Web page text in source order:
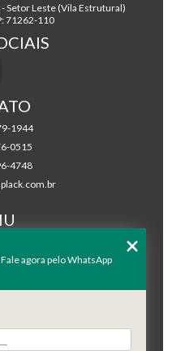
Setor Leste (Vila Estrutural)
71262-110
1944
0515
4748
agora pelo WhatsApp